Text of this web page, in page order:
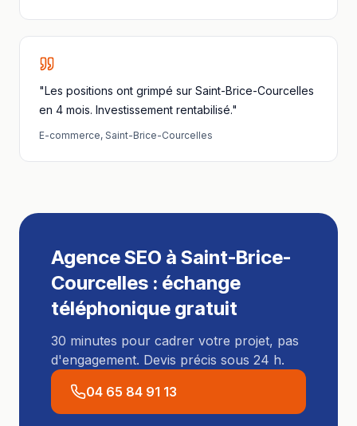
"Les positions ont grimpé sur Saint-Brice-Courcelles
en 4 mois. Investissement rentabilisé."
E-commerce, Saint-Brice-Courcelles
Agence SEO à Saint-Brice-
Courcelles : échange
téléphonique gratuit
30 minutes pour cadrer votre projet, pas
d'engagement. Devis précis sous 24 h.
04 65 84 91 13